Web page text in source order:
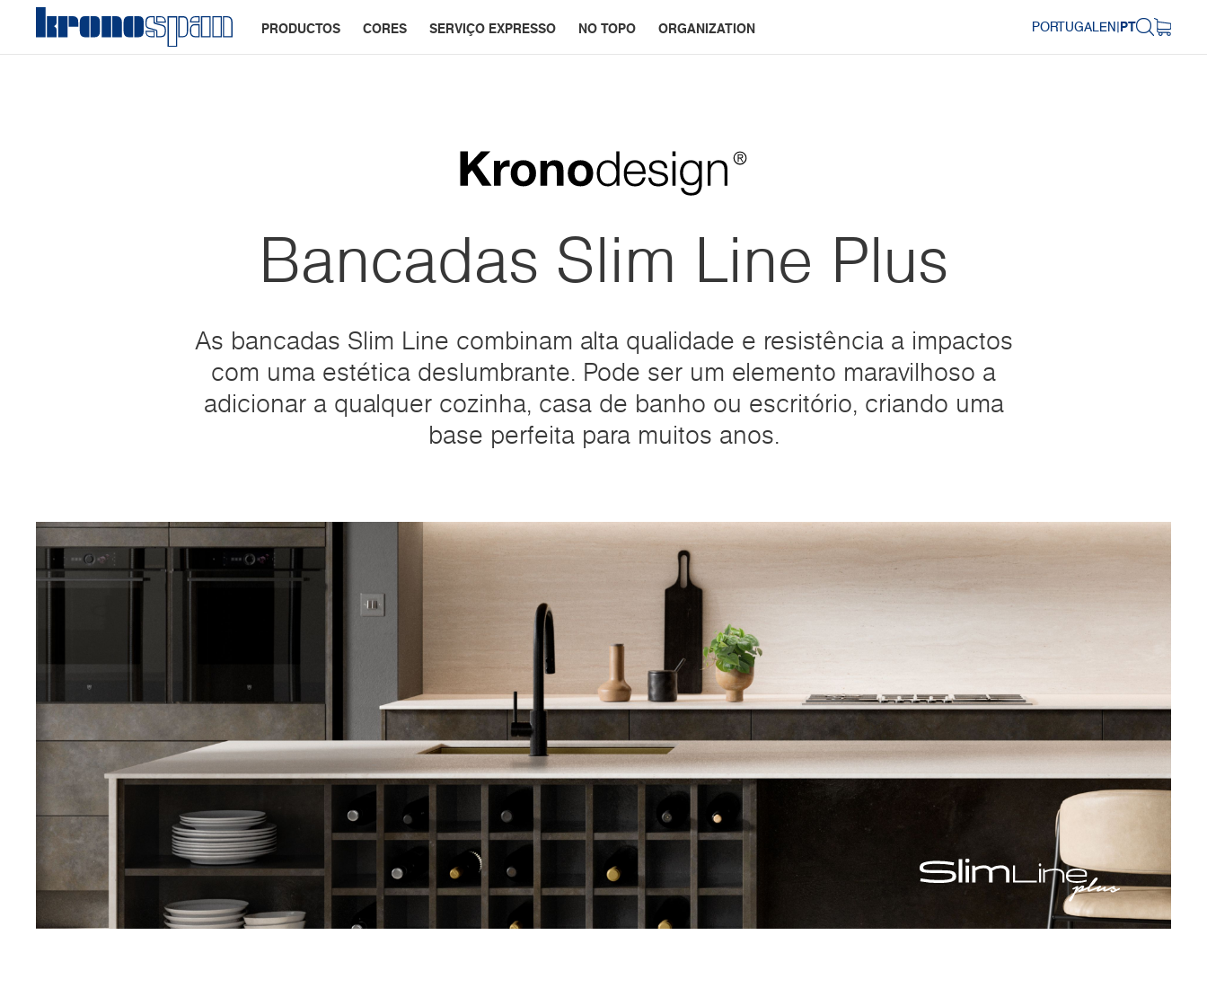
PRODUCTOS CORES SERVIÇO EXPRESSO NO TOPO ORGANIZATION PORTUGALEN|PT
Bancadas Slim Line Plus
As bancadas Slim Line combinam alta qualidade e resistência a impactos
com uma estética deslumbrante. Pode ser um elemento maravilhoso a
adicionar a qualquer cozinha, casa de banho ou escritório, criando uma
base perfeita para muitos anos.